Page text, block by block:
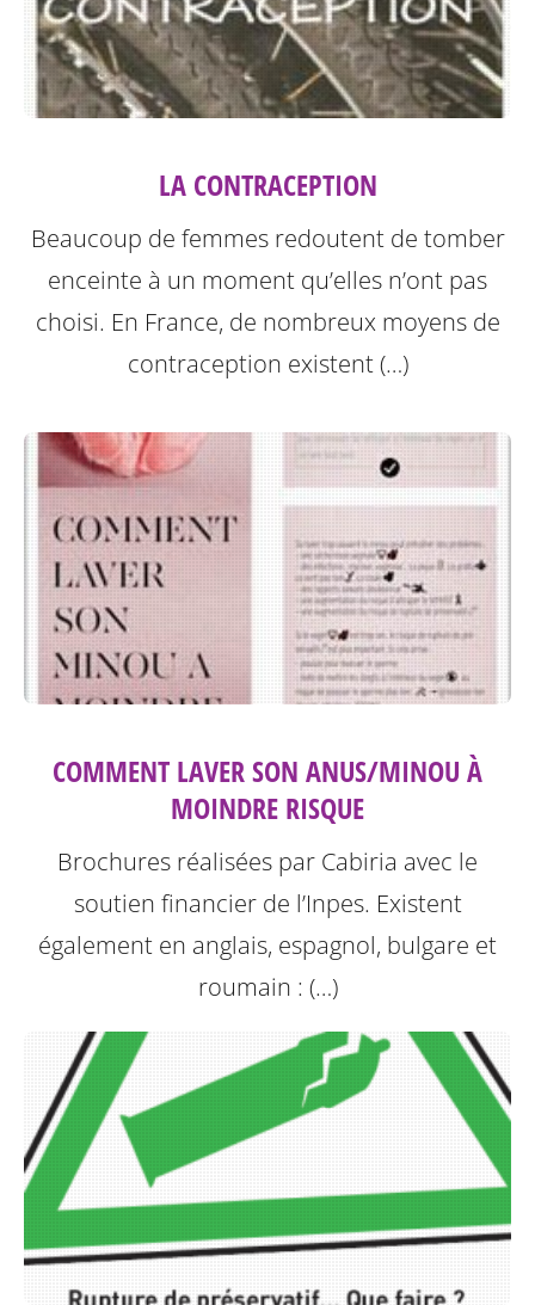
LA CONTRACEPTION
Beaucoup de femmes redoutent de tomber
enceinte à un moment qu’elles n’ont pas
choisi. En France, de nombreux moyens de
contraception existent (…)
COMMENT LAVER SON ANUS/MINOU À
MOINDRE RISQUE
Brochures réalisées par Cabiria avec le
soutien financier de l’Inpes. Existent
également en anglais, espagnol, bulgare et
roumain : (…)